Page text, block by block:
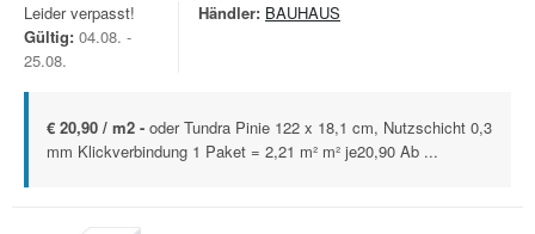
Leider verpasst!
Gültig: 04.08. -
25.08.
Händler: BAUHAUS
€ 20,90 / m2 - oder Tundra Pinie 122 x 18,1 cm, Nutzschicht 0,3
mm Klickverbindung 1 Paket = 2,21 m² m² je20,90 Ab ...